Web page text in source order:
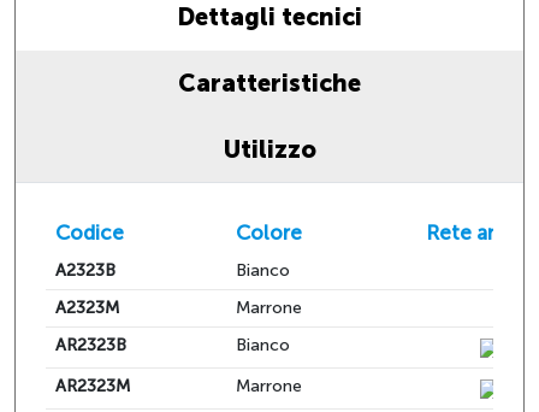
Dettagli tecnici
Caratteristiche
Utilizzo
Codice Colore Rete
A2323B
Bianco
A2323M
Marrone
AR2323B
Bianco
AR2323M
Marrone